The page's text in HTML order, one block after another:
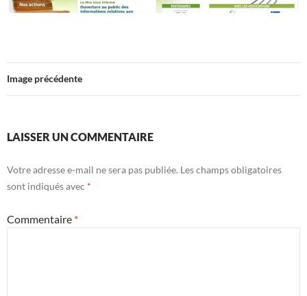
Image précédente
LAISSER UN COMMENTAIRE
Votre adresse e-mail ne sera pas publiée. Les champs obligatoires
sont indiqués avec *
Commentaire *